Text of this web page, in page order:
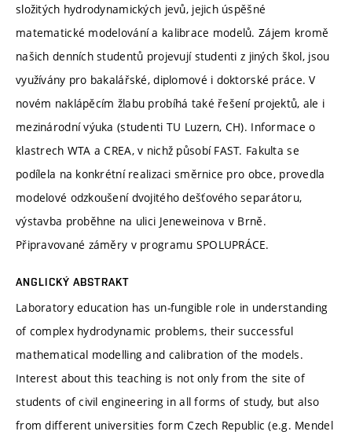
složitých hydrodynamických jevů, jejich úspěšné
matematické modelování a kalibrace modelů. Zájem kromě
našich denních studentů projevují studenti z jiných škol, jsou
využívány pro bakalářské, diplomové i doktorské práce. V
novém naklápěcím žlabu probíhá také řešení projektů, ale i
mezinárodní výuka (studenti TU Luzern, CH). Informace o
klastrech WTA a CREA, v nichž působí FAST. Fakulta se
podílela na konkrétní realizaci směrnice pro obce, provedla
modelové odzkoušení dvojitého dešťového separátoru,
výstavba proběhne na ulici Jeneweinova v Brně.
Připravované záměry v programu SPOLUPRÁCE.
ANGLICKÝ ABSTRAKT
Laboratory education has un-fungible role in understanding
of complex hydrodynamic problems, their successful
mathematical modelling and calibration of the models.
Interest about this teaching is not only from the site of
students of civil engineering in all forms of study, but also
from different universities form Czech Republic (e.g. Mendel